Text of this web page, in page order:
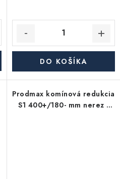
DO KOŠÍKA
Prodmax komínová redukcia
S1 400+/180- mm nerez -